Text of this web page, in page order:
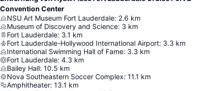
Convention Center
NSU Art Museum Fort Lauderdale: 2.6 km
Museum of Discovery and Science: 3 km
Fort Lauderdale: 3.1 km
Fort Lauderdale-Hollywood International Airport: 3.3 km
International Swimming Hall of Fame: 3.3 km
Fort Lauderdale: 4.3 km
Bailey Hall: 10.5 km
Nova Southeastern Soccer Complex: 11.1 km
Amphitheater: 13.1 km